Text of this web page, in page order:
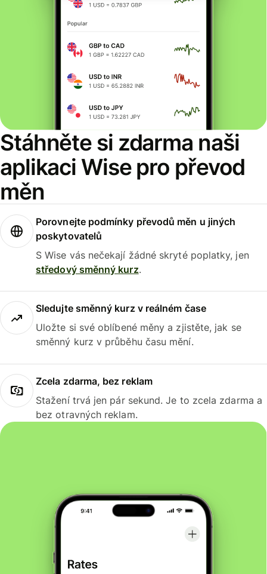
Stáhněte si zdarma naši
aplikaci Wise pro převod
měn
Porovnejte podmínky převodů měn u jiných
poskytovatelů
S Wise vás nečekají žádné skryté poplatky, jen
středový směnný kurz.
Sledujte směnný kurz v reálném čase
Uložte si své oblíbené měny a zjistěte, jak se
směnný kurz v průběhu času mění.
Zcela zdarma, bez reklam
Stažení trvá jen pár sekund. Je to zcela zdarma a
bez otravných reklam.